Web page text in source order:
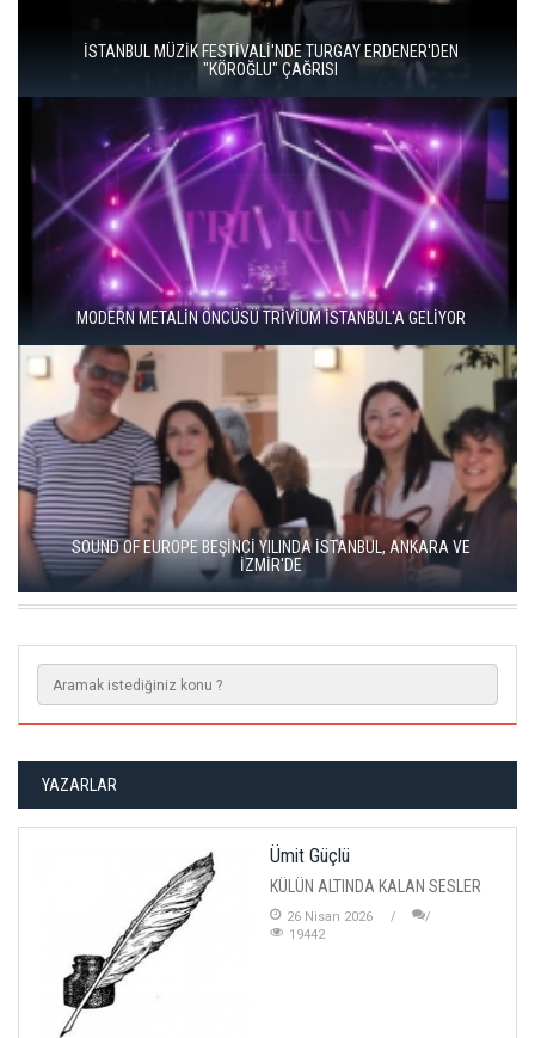
İSTANBUL MÜZİK FESTİVALİ'NDE TURGAY ERDENER'DEN
"KÖROĞLU" ÇAĞRISI
MODERN METALİN ÖNCÜSÜ TRİVİUM İSTANBUL'A GELİYOR
SOUND OF EUROPE BEŞİNCİ YILINDA İSTANBUL, ANKARA VE
İZMİR'DE
YAZARLAR
Ümit Güçlü
KÜLÜN ALTINDA KALAN SESLER
26 Nisan 2026
19442